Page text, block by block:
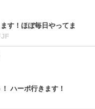
す！ほぼ毎日やってま
ハーポ行きます！